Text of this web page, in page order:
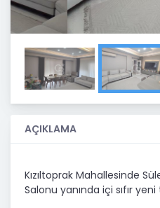
AÇIKLAMA
Kızıltoprak Mahallesinde
Salonu yanında içi sıfır yeni